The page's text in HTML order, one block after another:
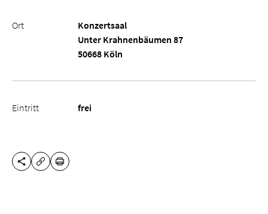
Ort
Konzertsaal
Unter Krahnenbäumen 87
50668 Köln
Eintritt frei
DIESE SEITE TEILEN
URL KOPIEREN
DRUCKEN